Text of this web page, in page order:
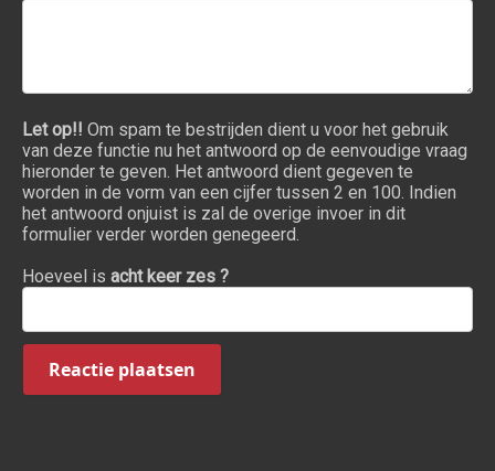
Let op!! Om spam te bestrijden dient u voor het gebruik
van deze functie nu het antwoord op de eenvoudige vraag
hieronder te geven. Het antwoord dient gegeven te
worden in de vorm van een cijfer tussen 2 en 100. Indien
het antwoord onjuist is zal de overige invoer in dit
formulier verder worden genegeerd.
Hoeveel is acht keer zes ?
Reactie plaatsen